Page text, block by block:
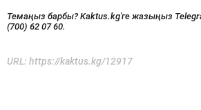
Темаңыз барбы? Kaktus.kg'ге жазыңыз
(700) 62 07 60.
URL: https://kaktus.kg/12917